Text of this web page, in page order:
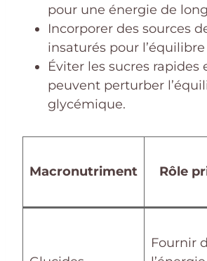
pour une énergie de
Incorporer des sources
insaturés pour
Éviter les sucres rapides
peuvent perturber
glycémique.
Macronutriment Rôle
Fournir